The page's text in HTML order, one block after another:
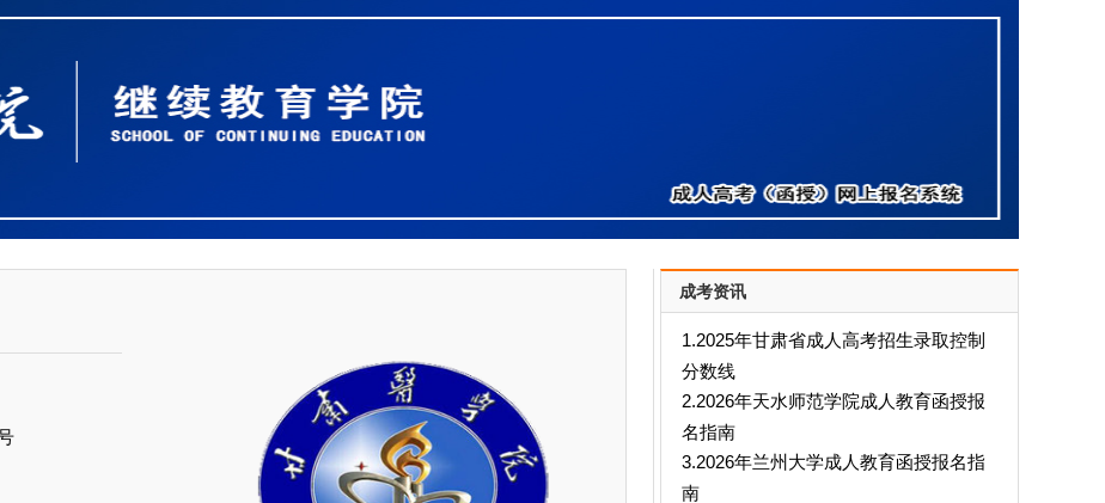
成考资讯
1.2025年甘肃省成人高考招生录取控制
分数线
2.2026年天水师范学院成人教育函授报
名指南
3.2026年兰州大学成人教育函授报名指
南